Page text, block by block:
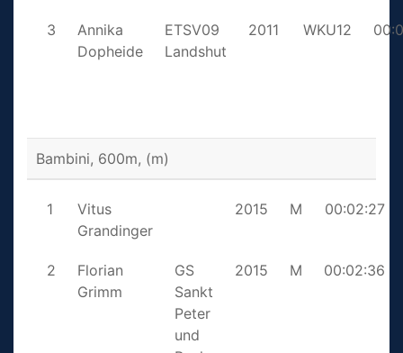
3
Annika
Dopheide
ETSV09
Landshut
2011 WKU12
Bambini, 600m, (m)
1
Vitus
Grandinger
2015 M 00:02:27
2
Florian
Grimm
GS
Sankt
Peter
und
2015 M 00:02:36